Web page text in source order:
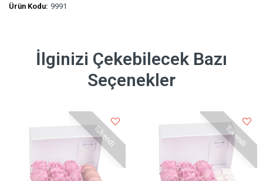
Ürün Kodu: 9991
İlginizi Çekebilecek Bazı
Seçenekler
Tükendi Tükendi